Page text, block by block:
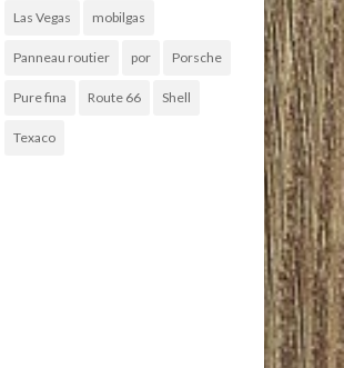
Las Vegas mobilgas
Panneau routier por Porsche
Pure fina Route 66 Shell
Texaco